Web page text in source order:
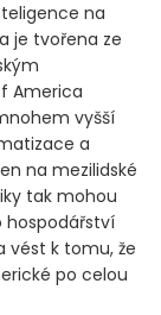
na
je tvořena ze
America
vyšší
a
na mezilidské
tak mohou
vést k tomu, že
po celou